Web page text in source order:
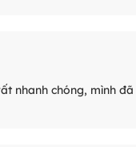
nhanh chóng, mình